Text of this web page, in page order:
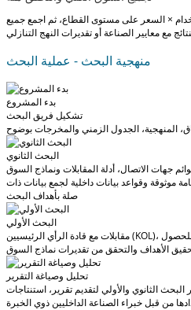
× السعر على مستوى القطاع، ثم اجمع جميع
منهجية البحث - عملية البحث
بدء المشروع
تشكيل فريق البحث
المنهجية، الجدول الزمني والمخرجات بوضوح
البحث الثانوي
جهات الاتصال، أدلة المقابلات ونماذج السوق
موثوقة وقواعد بيانات داخلية لجمع بيانات ذات
صلة بأهداف البحث
البحث الأولي
مقابلات مع قادة الرأي الرئيسيين (KOL)، خبراء الصناعة وأصحاب المصلحة للحصول
الأهداف والتحقق من تقديرات نماذج السوق
تحليل وصياغة التقرير
الثانوي والأولي لتقديم تقرير، استنتاجات
من قبل خبراء الصناعة الداخليين ذوي الخبرة